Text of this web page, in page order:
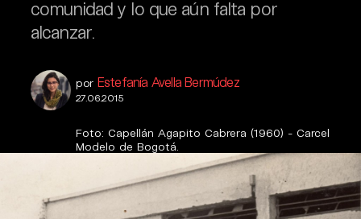
comunidad y lo que aún falta por
alcanzar.
por Estefanía Avella Bermúdez
27.06.2015
Foto: Capellán Agapito Cabrera (1960) - Carcel
Modelo de Bogotá.